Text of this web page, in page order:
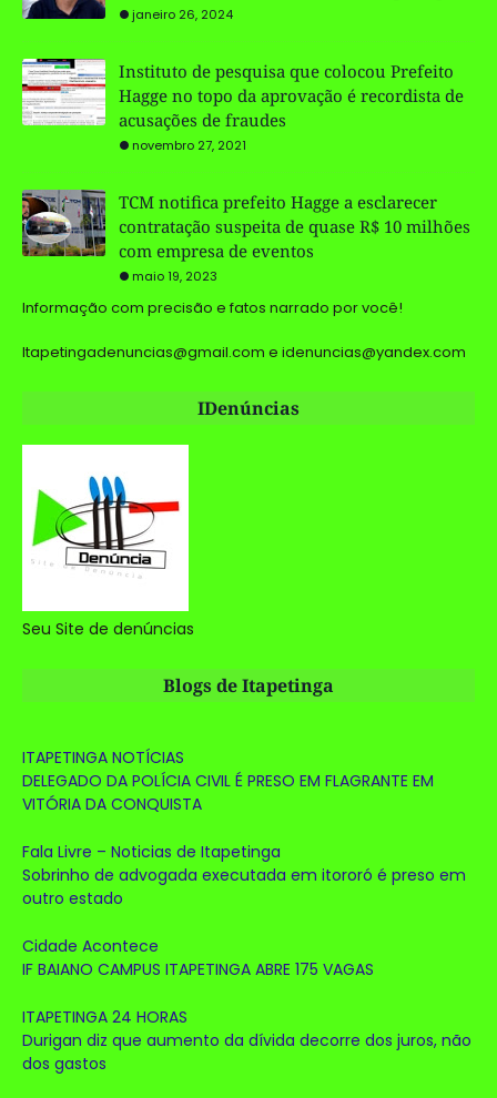
janeiro 26, 2024
Instituto de pesquisa que colocou Prefeito
Hagge no topo da aprovação é recordista de
acusações de fraudes
novembro 27, 2021
TCM notifica prefeito Hagge a esclarecer
contratação suspeita de quase R$ 10 milhões
com empresa de eventos
maio 19, 2023
Informação com precisão e fatos narrado por você!
Itapetingadenuncias@gmail.com e idenuncias@yandex.com
IDenúncias
Seu Site de denúncias
Blogs de Itapetinga
ITAPETINGA NOTÍCIAS
DELEGADO DA POLÍCIA CIVIL É PRESO EM FLAGRANTE EM
VITÓRIA DA CONQUISTA
Fala Livre – Noticias de Itapetinga
Sobrinho de advogada executada em itororó é preso em
outro estado
Cidade Acontece
IF BAIANO CAMPUS ITAPETINGA ABRE 175 VAGAS
ITAPETINGA 24 HORAS
Durigan diz que aumento da dívida decorre dos juros, não
dos gastos